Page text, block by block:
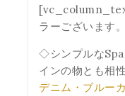
ラーございます。
◇シンプルな
インの物とも相
デニム・ブルー